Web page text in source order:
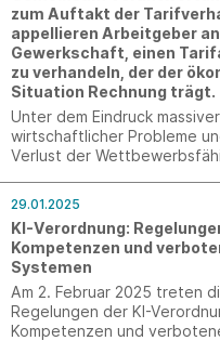
zum Auftakt der
appellieren Arbeitgeber an
Gewerkschaft, einen
zu verhandeln, der der
Situation Rechnung trägt.
Unter dem Eindruck massiver
wirtschaftlicher Probleme
Verlust der
Beschäftigten der
und Modeindustrie
29.01.2025
KI-Verordnung:
Kompetenzen und
Systemen
Am 2. Februar 2025 treten
Regelungen der KI-
Kompetenzen und